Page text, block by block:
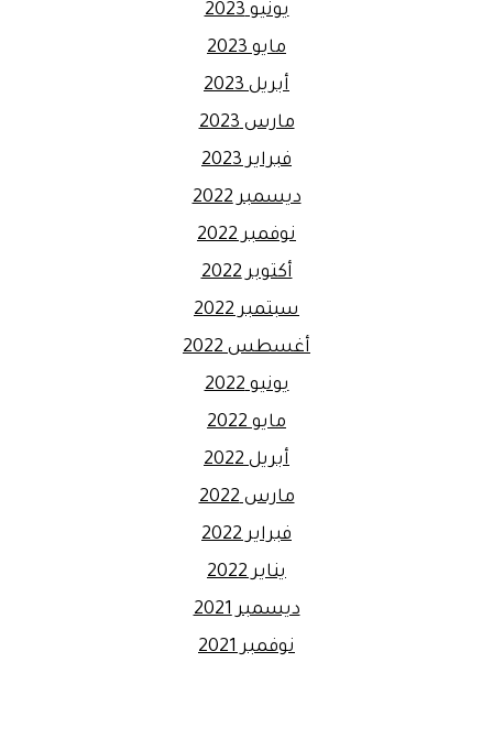
يونيو 2023
مايو 2023
أبريل 2023
مارس 2023
فبراير 2023
ديسمبر 2022
نوفمبر 2022
أكتوبر 2022
سبتمبر 2022
أغسطس 2022
يونيو 2022
مايو 2022
أبريل 2022
مارس 2022
فبراير 2022
يناير 2022
ديسمبر 2021
نوفمبر 2021